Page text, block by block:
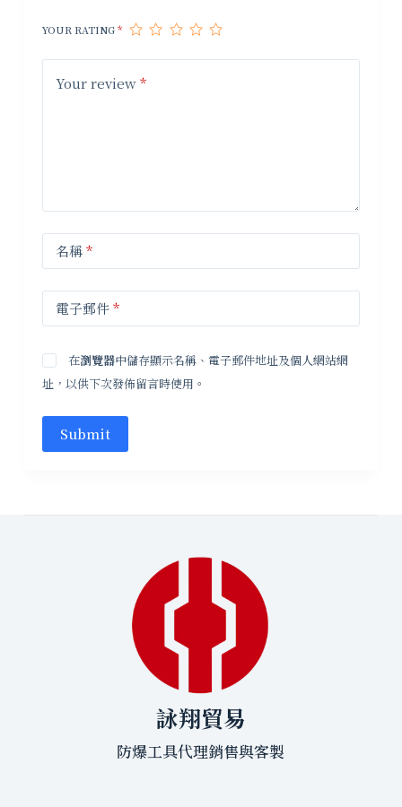
YOUR RATING*
Your review*
名稱*
電子郵件*
在瀏覽器中儲存顯示名稱、電子郵件地址及個人網站網
址，以供下次發佈留言時使用。
Submit
詠翔貿易
防爆工具代理銷售與客製